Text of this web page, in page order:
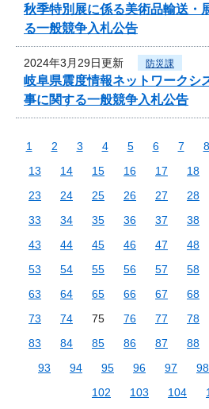
秋季特別展に係る美術品輸送・
る一般競争入札公告
2024年3月29日更新 防災課
岐阜県震度情報ネットワークシ
事に関する一般競争入札公告
1 2 3 4 5 6 7 8
13
14 15 16 17 18
23
24 25 26 27 28
33
34 35 36 37 38
43
44 45 46 47 48
53
54 55 56 57 58
63
64 65 66 67 68
73
74 75 76 77 78
83
84 85 86 87 88
93
94 95 96 97 98
102
103 104